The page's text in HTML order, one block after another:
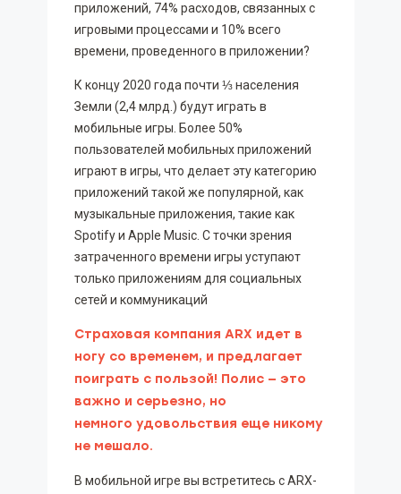
приложений, 74% расходов, связанных с
игровыми процессами и 10% всего
времени, проведенного в приложении?
К концу 2020 года почти ⅓ населения
Земли (2,4 млрд.) будут играть в
мобильные игры. Более 50%
пользователей мобильных приложений
играют в игры, что делает эту категорию
приложений такой же популярной, как
музыкальные приложения, такие как
Spotify и Apple Music. C точки зрения
затраченного времени игры уступают
только приложениям для социальных
сетей и коммуникаций
Cтраховая компания ARX идет в
ногу со временем, и предлагает
поиграть с пользой! Полис — это
важно и серьезно, но
немного удовольствия еще никому
не мешало.
В мобильной игре вы встретитесь с ARX-